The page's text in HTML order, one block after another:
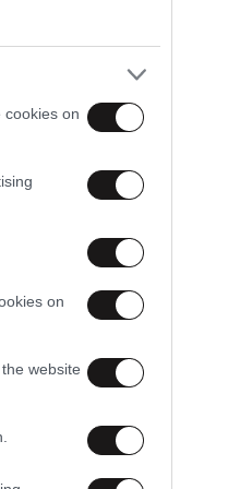
cookies on
on
website